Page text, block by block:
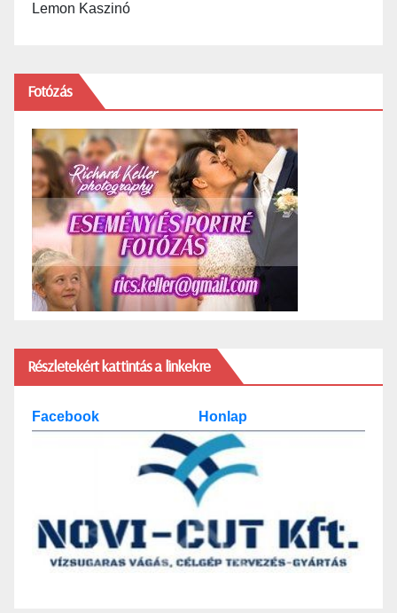
Lemon Kaszinó
Fotózás
Részletekért kattintás a linkekre
Facebook Honlap